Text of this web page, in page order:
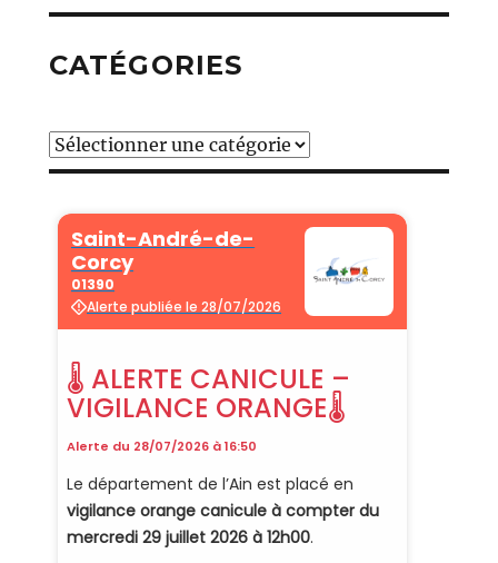
CATÉGORIES
Catégories